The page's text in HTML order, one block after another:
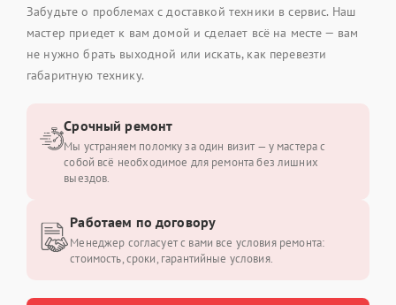
Забудьте о проблемах с доставкой техники в сервис. Наш
мастер приедет к вам домой и сделает всё на месте — вам
не нужно брать выходной или искать, как перевезти
габаритную технику.
Срочный ремонт
Мы устраняем поломку за один визит — у мастера с
собой всё необходимое для ремонта без лишних
выездов.
Работаем по договору
Менеджер согласует с вами все условия ремонта:
стоимость, сроки, гарантийные условия.